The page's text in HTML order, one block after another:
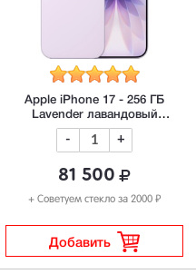
Apple iPhone 17 - 256 ГБ
Lavender лавандовый
Sim+eSIM (без RuStore)
- +
81 500
+ Советуем стекло за 2000 ₽
Добавить